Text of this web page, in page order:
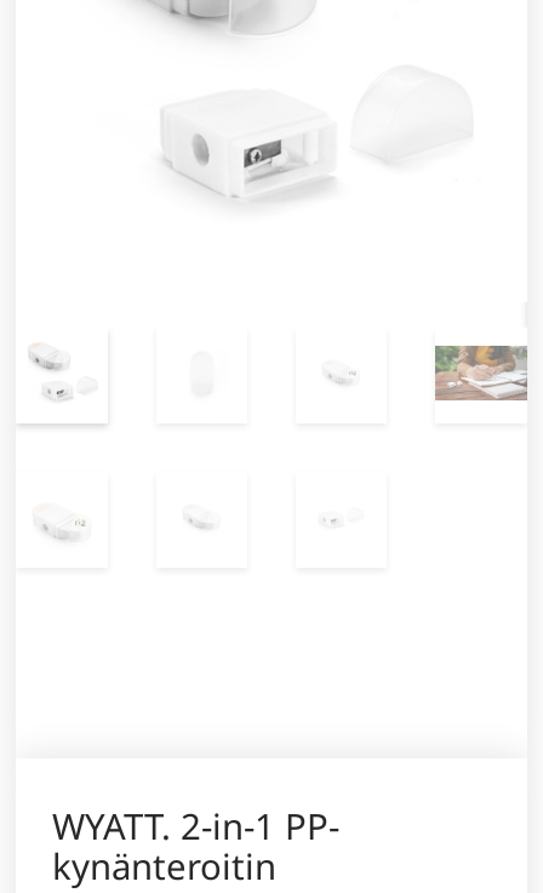
WYATT. 2-in-1 PP-
kynänteroitin